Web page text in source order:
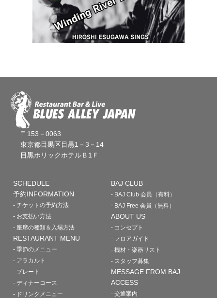
〒153－0063
東京都目黒区目黒1－3－14
目黒ホリックホテルＢ1Ｆ
SCHEDULE
予約INFORMATION
- チケットの予約方法
- お支払い方法
- 座席の種類＆入場方法
RESTAURANT MENU
- 季節のメニュー
- アラカルト
- プレート
- ディナーコース
- ドリンクメニュー
BAJ CLUB
- BAJ Club 会員（有料）
- BAJ Free 会員（無料）
ABOUT US
- コンセプト
- フロアガイド
- 機材・楽器リスト
- スタッフ募集
MESSAGE FROM BAJ
ACCESS
- 交通案内